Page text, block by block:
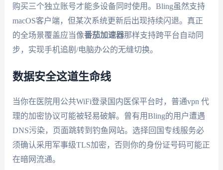
购买三个独立账号才能多设备同时使用。Bling虽然支持
macOS客户端，但某次系统更新后出现持续闪退。真正
的全场景覆盖应当像番茄加速器那样支持跨平台自动同
步，实现手机追剧/电脑办公的无缝切换。
数据安全这道生命线
当你在医院用公共WiFi登录国内医保平台时，普通vpn 代
理的加密协议可能被轻易破解。曾有用Bling的用户遭遇
DNS污染，页面跳转到钓鱼网站。选择回国专线服务必
须确认采用军事级TLS加密，否则你的身份证号码可能正
在暗网流通。